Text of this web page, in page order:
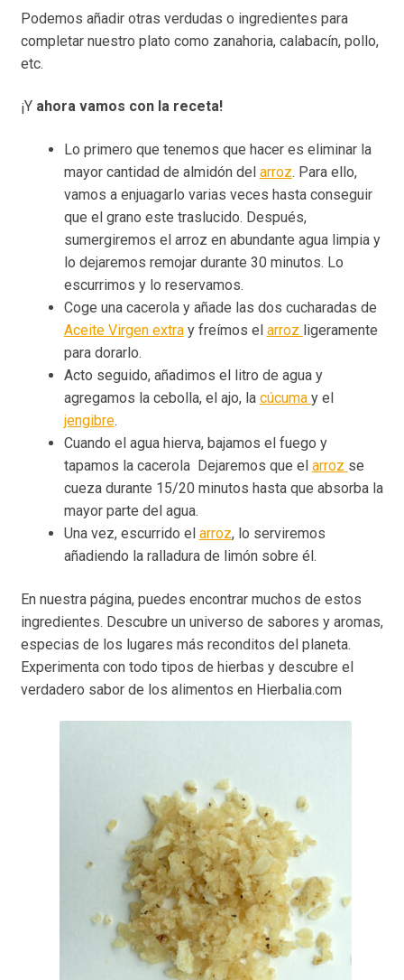
Podemos añadir otras verdudas o ingredientes para
completar nuestro plato como zanahoria, calabacín, pollo,
etc.
¡Y ahora vamos con la receta!
Lo primero que tenemos que hacer es eliminar la
mayor cantidad de almidón del arroz. Para ello,
vamos a enjuagarlo varias veces hasta conseguir
que el grano este traslucido. Después,
sumergiremos el arroz en abundante agua limpia y
lo dejaremos remojar durante 30 minutos. Lo
escurrimos y lo reservamos.
Coge una cacerola y añade las dos cucharadas de
Aceite Virgen extray freímos el arroz ligeramente
para dorarlo.
Acto seguido, añadimos el litro de agua y
agregamos la cebolla, el ajo, la cúcuma y el
jengibre.
Cuando el agua hierva, bajamos el fuego y
tapamos la cacerola Dejaremos que el arroz se
cueza durante 15/20 minutos hasta que absorba la
mayor parte del agua.
Una vez, escurrido el arroz, lo serviremos
añadiendo la ralladura de limón sobre él.
En nuestra página, puedes encontrar muchos de estos
ingredientes. Descubre un universo de sabores y aromas,
especias de los lugares más reconditos del planeta.
Experimenta con todo tipos de hierbas y descubre el
verdadero sabor de los alimentos en Hierbalia.com